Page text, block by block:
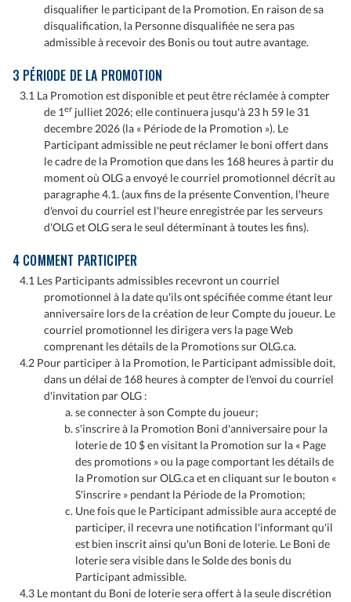
disqualifier le participant de la Promotion. En raison de sa
disqualification, la Personne disqualifiée ne sera pas
admissible à recevoir des Bonis ou tout autre avantage.
3 PÉRIODE DE LA PROMOTION
3.1 La Promotion est disponible et peut être réclamée à compter
de 1er julliet 2026; elle continuera jusqu'à 23 h 59 le 31
decembre 2026 (la « Période de la Promotion »). Le
Participant admissible ne peut réclamer le boni offert dans
le cadre de la Promotion que dans les 168 heures à partir du
moment où OLG a envoyé le courriel promotionnel décrit au
paragraphe 4.1. (aux fins de la présente Convention, l'heure
d'envoi du courriel est l'heure enregistrée par les serveurs
d'OLG et OLG sera le seul déterminant à toutes les fins).
4 COMMENT PARTICIPER
4.1 Les Participants admissibles recevront un courriel
promotionnel à la date qu'ils ont spécifiée comme étant leur
anniversaire lors de la création de leur Compte du joueur. Le
courriel promotionnel les dirigera vers la page Web
comprenant les détails de la Promotions sur OLG.ca.
4.2 Pour participer à la Promotion, le Participant admissible doit,
dans un délai de 168 heures à compter de l'envoi du courriel
d'invitation par OLG :
se connecter à son Compte du joueur;
s'inscrire à la Promotion Boni d'anniversaire pour la
loterie de 10 $ en visitant la Promotion sur la « Page
des promotions » ou la page comportant les détails de
la Promotion sur OLG.ca et en cliquant sur le bouton «
S'inscrire » pendant la Période de la Promotion;
Une fois que le Participant admissible aura accepté de
participer, il recevra une notification l'informant qu'il
est bien inscrit ainsi qu'un Boni de loterie. Le Boni de
loterie sera visible dans le Solde des bonis du
Participant admissible.
4.3 Le montant du Boni de loterie sera offert à la seule discrétion